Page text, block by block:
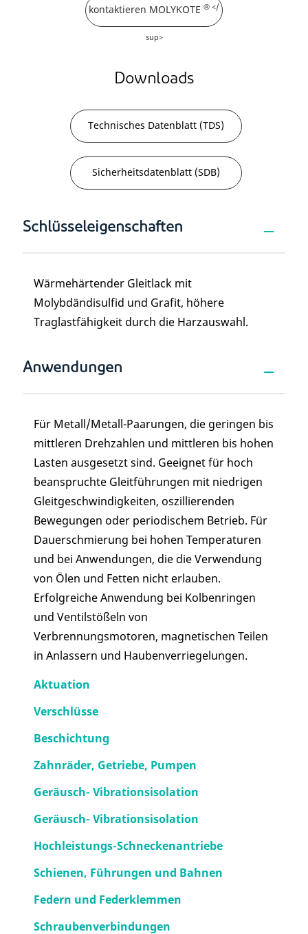
kontaktieren MOLYKOTE ® </
sup>
Downloads
Technisches Datenblatt (TDS)
Sicherheitsdatenblatt (SDB)
Schlüsseleigenschaften
Wärmehärtender Gleitlack mit
Molybdändisulfid und Grafit, höhere
Traglastfähigkeit durch die Harzauswahl.
Anwendungen
Für Metall/Metall-Paarungen, die geringen bis
mittleren Drehzahlen und mittleren bis hohen
Lasten ausgesetzt sind. Geeignet für hoch
beanspruchte Gleitführungen mit niedrigen
Gleitgeschwindigkeiten, oszillierenden
Bewegungen oder periodischem Betrieb. Für
Dauerschmierung bei hohen Temperaturen
und bei Anwendungen, die die Verwendung
von Ölen und Fetten nicht erlauben.
Erfolgreiche Anwendung bei Kolbenringen
und Ventilstößeln von
Verbrennungsmotoren, magnetischen Teilen
in Anlassern und Haubenverriegelungen.
Aktuation
Verschlüsse
Beschichtung
Zahnräder, Getriebe, Pumpen
Geräusch- Vibrationsisolation
Geräusch- Vibrationsisolation
Hochleistungs-Schneckenantriebe
Schienen, Führungen und Bahnen
Federn und Federklemmen
Schraubenverbindungen